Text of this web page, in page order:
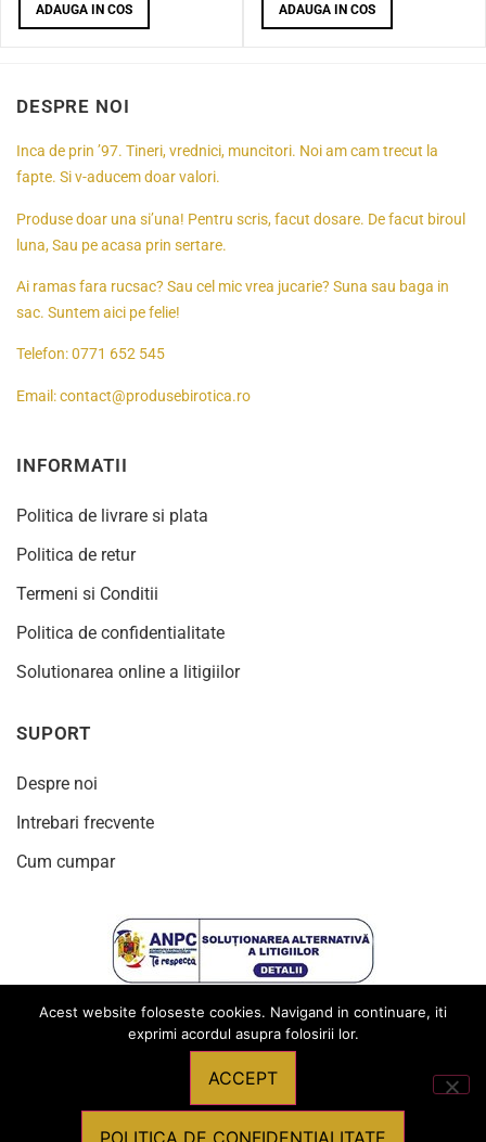
ADAUGA IN COS ADAUGA IN COS
DESPRE NOI
Inca de prin ’97. Tineri, vrednici, muncitori. Noi am cam trecut la
fapte. Si v-aducem doar valori.
Produse doar una si’una! Pentru scris, facut dosare. De facut biroul
luna, Sau pe acasa prin sertare.
Ai ramas fara rucsac? Sau cel mic vrea jucarie? Suna sau baga in
sac. Suntem aici pe felie!
Telefon:0771 652 545
Email:contact@produsebirotica.ro
INFORMATII
Politica de livrare si plata
Politica de retur
Termeni si Conditii
Politica de confidentialitate
Solutionarea online a litigiilor
SUPORT
Despre noi
Intrebari frecvente
Cum cumpar
Acest website foloseste cookies. Navigand in continuare, iti
exprimi acordul asupra folosirii lor.
ACCEPT
POLITICA DE CONFIDENTIALITATE